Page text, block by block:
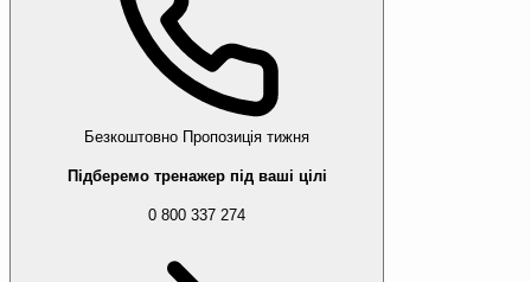
Безкоштовно Пропозиція тижня
Підберемо тренажер під ваші цілі
0 800 337 274